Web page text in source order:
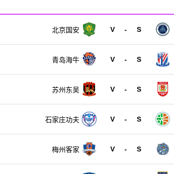
北京国安 V - S
青岛海牛 V - S
苏州东吴 V - S
石家庄功夫 V - S
梅州客家 V - S